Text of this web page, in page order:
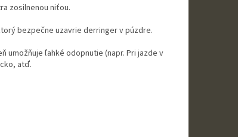
zosilnenou niťou.
bezpečne uzavrie derringer v púzdre.
ľahké odopnutie (napr. Pri jazde v
atď.